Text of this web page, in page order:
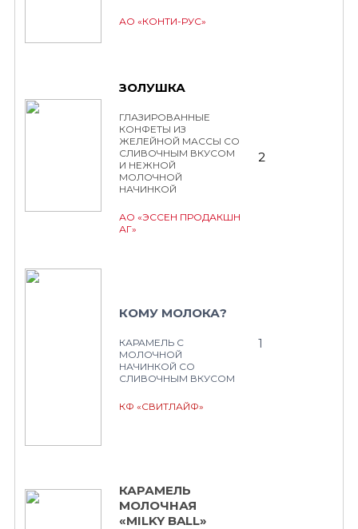
АО «КОНТИ-РУС»
ЗОЛУШКА
ГЛАЗИРОВАННЫЕ
КОНФЕТЫ ИЗ
ЖЕЛЕЙНОЙ МАССЫ СО
СЛИВОЧНЫМ ВКУСОМ
И НЕЖНОЙ
МОЛОЧНОЙ
НАЧИНКОЙ
АО «ЭССЕН ПРОДАКШН
АГ»
2
КОМУ МОЛОКА?
КАРАМЕЛЬ С
МОЛОЧНОЙ
НАЧИНКОЙ СО
СЛИВОЧНЫМ ВКУСОМ
КФ «СВИТЛАЙФ»
1
КАРАМЕЛЬ
МОЛОЧНАЯ
«MILKY BALL»